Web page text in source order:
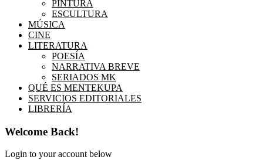
PINTURA
ESCULTURA
MÚSICA
CINE
LITERATURA
POESÍA
NARRATIVA BREVE
SERIADOS MK
QUÉ ES MENTEKUPA
SERVICIOS EDITORIALES
LIBRERÍA
Welcome Back!
Login to your account below